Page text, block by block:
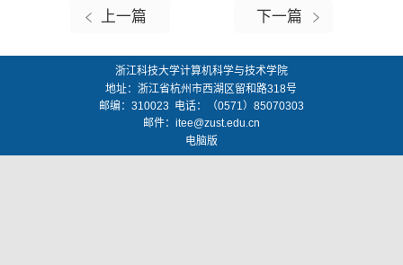
上一篇 下一篇
浙江科技大学计算机科学与技术学院
地址：浙江省杭州市西湖区留和路318号
邮编： 310023 电话：（0571）85070303
邮件： itee@zust.edu.cn
电脑版